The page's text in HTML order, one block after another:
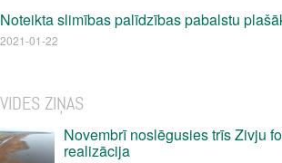
Noteikta slimības palīdzības pabalstu
2021-01-22
VIDES ZIŅAS
Novembrī noslēgusies trīs Zivju
realizācija